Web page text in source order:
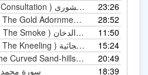
042 - Ash-Shura ( Consultation ) سورة الشورى
23:26
043 - Az-Zukhruf ( The Gold Adornment ) سورة الزخرف
28:52
044 - Ad-Dukhan ( The Smoke ) سورة الدخان
11:50
045 - Al-Jathiyah ( The Kneeling ) سورة الجاثية
15:24
046 - Al-Ahqaf ( The Curved Sand-hills ) سورة الأحقاف
20:49
047 - Muhammad سورة محمد
18:39